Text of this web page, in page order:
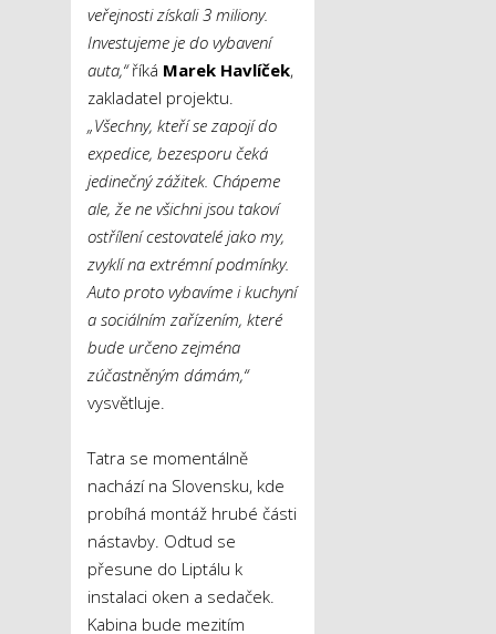
veřejnosti získali 3 miliony.
Investujeme je do vybavení
auta,“říká Marek Havlíček,
zakladatel projektu.
„Všechny, kteří se zapojí do
expedice, bezesporu čeká
jedinečný zážitek. Chápeme
ale, že ne všichni jsou takoví
ostřílení cestovatelé jako my,
zvyklí na extrémní podmínky.
Auto proto vybavíme i kuchyní
a sociálním zařízením, které
bude určeno zejména
zúčastněným dámám,“
vysvětluje.
Tatra se momentálně
nachází na Slovensku, kde
probíhá montáž hrubé části
nástavby. Odtud se
přesune do Liptálu k
instalaci oken a sedaček.
Kabina bude mezitím